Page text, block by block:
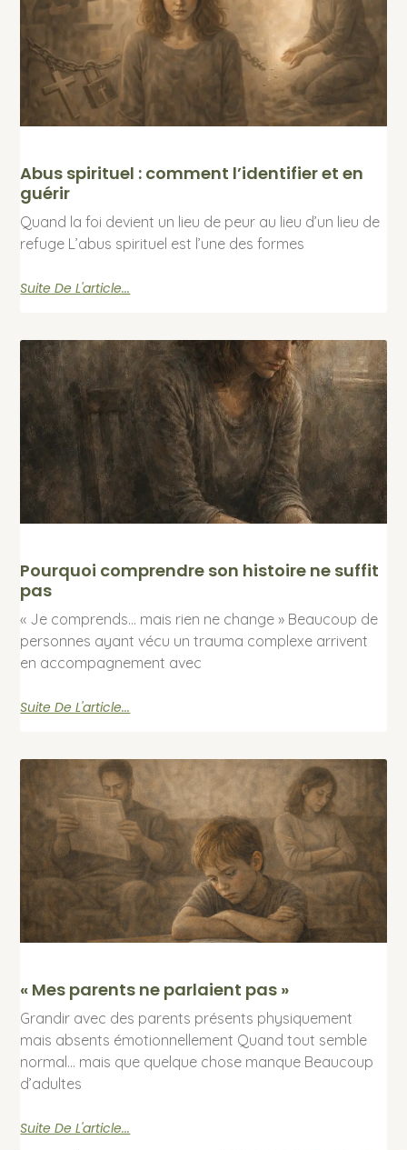
Abus spirituel : comment l’identifier et en
guérir
Quand la foi devient un lieu de peur au lieu d’un lieu de
refuge L’abus spirituel est l’une des formes
Suite De L'article...
Pourquoi comprendre son histoire ne suffit
pas
« Je comprends… mais rien ne change » Beaucoup de
personnes ayant vécu un trauma complexe arrivent
en accompagnement avec
Suite De L'article...
« Mes parents ne parlaient pas »
Grandir avec des parents présents physiquement
mais absents émotionnellement Quand tout semble
normal… mais que quelque chose manque Beaucoup
d’adultes
Suite De L'article...